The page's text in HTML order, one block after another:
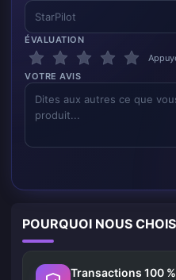
ÉVALUATION
VOTRE AVIS
POURQUOI NOUS
Transactions 100